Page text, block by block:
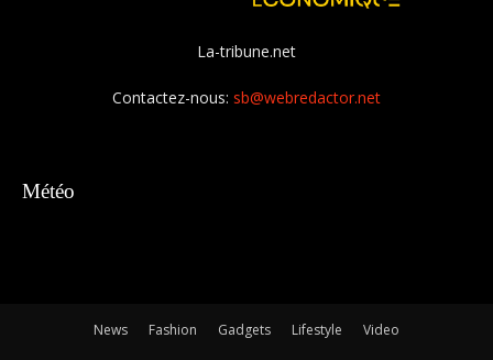
La-tribune.net
Contactez-nous: sb@webredactor.net
Météo
News Fashion Gadgets Lifestyle Video